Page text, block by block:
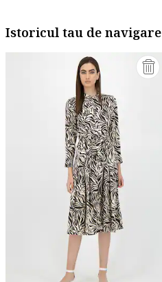
Istoricul tau de navigare